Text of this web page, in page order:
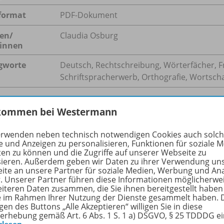
PDF-Dokument
Claudia Osburg
Deutsch, Rechtschreibung, Wörterfächer,
Schriftspracherwerb, Orthografie,
schreibt oder liest, orientiert sich nicht nur an der
Schreiben und Verstehen grundlegend unterstützen.
kann durch Wörterfächer unterstützt werden – auf
Wörterfächer, auch Lesefächer genannt,
mit dem Ziel verbunden, dass Kinder zu der
bei Westermann
neben technisch notwendigen Cookies auch
und Anzeigen zu personalisieren, Funktionen für soziale
zu können und die Zugriffe auf unserer Webseite zu
Außerdem geben wir Daten zu ihrer Verwendung
an unsere Partner für soziale Medien, Werbung und
Unserer Partner führen diese Informationen
Daten zusammen, die Sie ihnen bereitgestellt
im Rahmen Ihrer Nutzung der Dienste gesammelt haben.
des Buttons „Alle Akzeptieren“ willigen Sie in diese
gemäß Art. 6 Abs. 1 S. 1 a) DSGVO, § 25 TDDDG